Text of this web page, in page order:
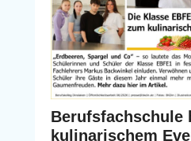
Berufsfachschule
kulinarischem